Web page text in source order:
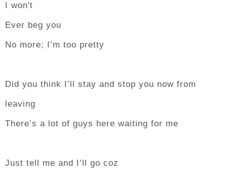
I won't
Ever beg you
No more; I’m too pretty
Did you think I’ll stay and stop you now from
leaving
There’s a lot of guys here waiting for me
Just tell me and I’ll go coz